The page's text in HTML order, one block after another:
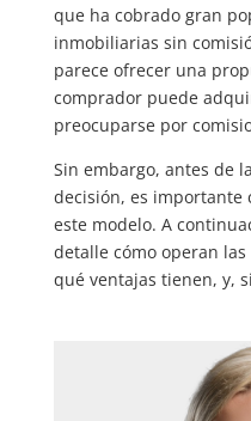
que ha cobrado gran
inmobiliarias sin
parece ofrecer una
comprador puede
preocuparse por
Sin embargo, antes de
decisión, es importante
este modelo. A
detalle cómo operan
qué ventajas tienen, y,